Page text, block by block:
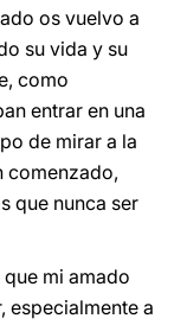
os vuelvo a
su vida y su
como
entrar en una
de mirar a la
comenzado,
que nunca ser
mi amado
especialmente a